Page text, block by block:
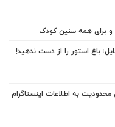
و برای همه سنین کودک
باغ استور را از دست ندهید!